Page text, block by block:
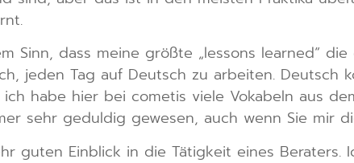
Sinn, dass meine größte „lessons learned“
jeden Tag auf Deutsch zu arbeiten. Deutsch
habe hier bei cometis viele Vokabeln aus
sehr geduldig gewesen, auch wenn Sie mir
guten Einblick in die Tätigkeit eines Beraters.